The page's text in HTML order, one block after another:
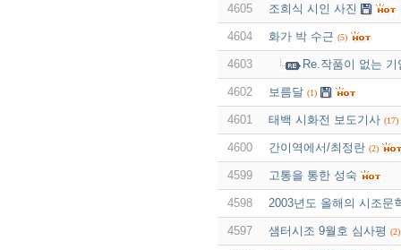
4605 조희식 시인 사진
4604 화가 박 수근 (5)
4603 Re.작품이 없는
4602 보름달 (1)
4601 태백 시화전 보도기사 (17)
4600 간이역에서/최정란 (2)
4599 고통을 통한 성숙
4598 2003년도 올해의 시조문
4597 샘터시조 9월호 심사평 (2)